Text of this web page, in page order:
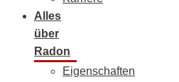
Alles
über
Radon
Eigenschaften